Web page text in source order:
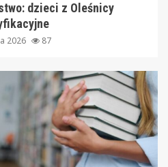
dzieci z Oleśnicy
2026 87